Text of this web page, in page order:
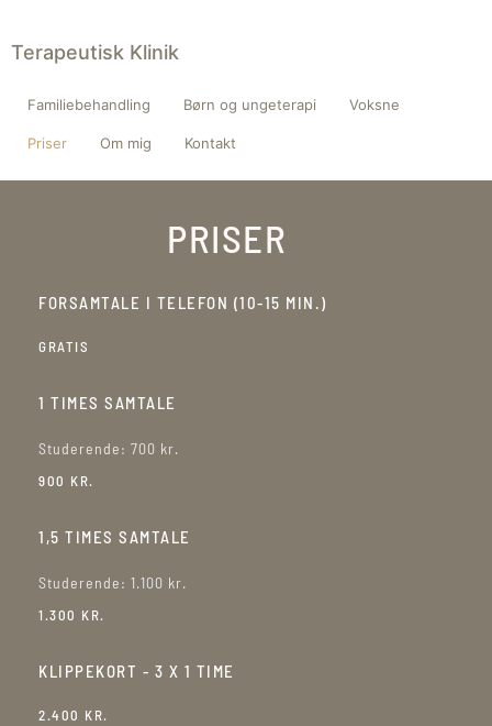
Terapeutisk Klinik
Familiebehandling Børn og ungeterapi Voksne
Priser Om mig Kontakt
PRISER
FORSAMTALE I TELEFON (10-15 MIN.)
GRATIS
1 TIMES SAMTALE
Studerende: 700 kr.
900 KR.
1,5 TIMES SAMTALE
Studerende: 1.100 kr.
1.300 KR.
KLIPPEKORT - 3 X 1 TIME
2.400 KR.